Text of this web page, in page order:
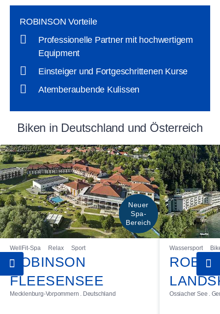
ROBINSON Vorteile
Professionelle Partner mit hochwertigem
Equipment
Einsteiger und Fortgeschrittenen Kurse
Atemberaubende Kulissen
Biken in Deutschland und Österreich
WellFit-Spa Relax Sport
ROBINSON
FLEESENSEE
Mecklenburg-Vorpommern . Deutschland
Neuer
Spa-
Bereich
Wassersport
Ossiacher See .